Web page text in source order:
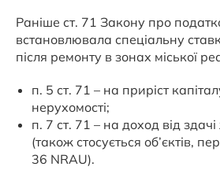
Раніше ст. 71 Закону про
встановлювала спеціальну
після ремонту в зонах міської
п. 5 ст. 71 – на приріст
нерухомості;
п. 7 ст. 71 – на доход від
(також стосується об’єктів,
36 NRAU).